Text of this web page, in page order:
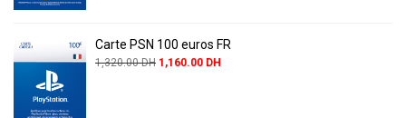
Carte PSN 100 euros FR
1,320.00DH 1,160.00 DH